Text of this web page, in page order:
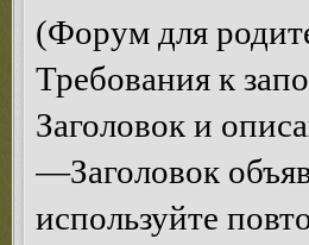
(Форум для
Требования к
Заголовок и
—Заголовок
используйте